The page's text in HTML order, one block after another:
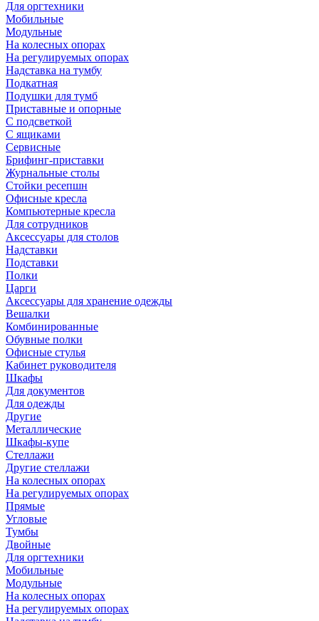
Для оргтехники
Мобильные
Модульные
На колесных опорах
На регулируемых опорах
Надставка на тумбу
Подкатная
Подушки для тумб
Приставные и опорные
С подсветкой
С ящиками
Сервисные
Брифинг-приставки
Журнальные столы
Стойки ресепшн
Офисные кресла
Компьютерные кресла
Для сотрудников
Аксессуары для столов
Надставки
Подставки
Полки
Царги
Аксессуары для хранение одежды
Вешалки
Комбинированные
Обувные полки
Офисные стулья
Кабинет руководителя
Шкафы
Для документов
Для одежды
Другие
Металлические
Шкафы-купе
Стеллажи
Другие стеллажи
На колесных опорах
На регулируемых опорах
Прямые
Угловые
Тумбы
Двойные
Для оргтехники
Мобильные
Модульные
На колесных опорах
На регулируемых опорах